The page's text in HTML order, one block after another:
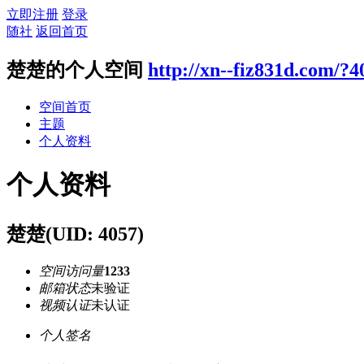
立即注册 登录
随社 返回首页
楚楚的个人空间 http://xn--fiz831d.com/
空间首页
主题
个人资料
个人资料
楚楚(UID: 4057)
空间访问量1233
邮箱状态未验证
视频认证未认证
个人签名